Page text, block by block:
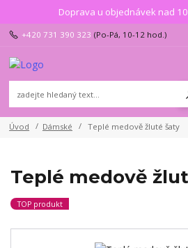
Doprava u objednávek nad
+420 731 390 323 (Po-Pá, 10-12 hod.)
Úvod Dámské Teplé medově žluté šaty
Teplé medově
TOP produkt